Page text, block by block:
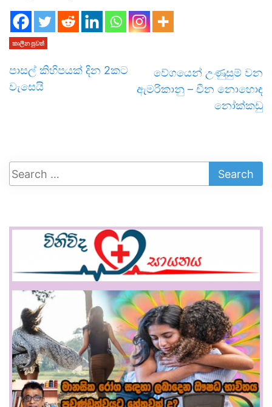
කාලීන පුවත්
පාසල් කිහිපයක් දින 2කට
වැසෙයි
වේගයෙන් උණුසුම් වන
ඇමරිකානු – චීන නොහොඳ
නෝක්කඩු